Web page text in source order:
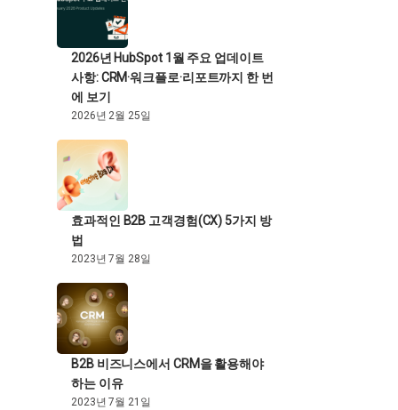
2026년 HubSpot 1월 주요 업데이트
사항: CRM·워크플로·리포트까지 한 번
에 보기
2026년 2월 25일
효과적인 B2B 고객경험(CX) 5가지 방
법
2023년 7월 28일
B2B 비즈니스에서 CRM을 활용해야
하는 이유
2023년 7월 21일